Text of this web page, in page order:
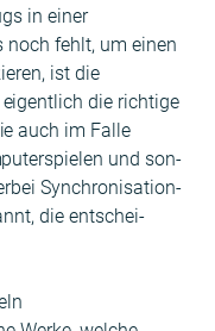
in ein­er
noch fehlt, um einen
ist die
die richtige
auch im Falle
und son­
Syn­chro­ni­sa­tion­
die entschei­